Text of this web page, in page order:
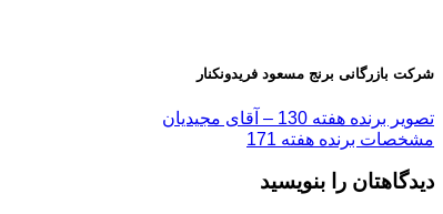
شرکت بازرگانی برنج مسعود فریدونکنار
تصویر برنده هفته 130 – آقای مجیدیان
مشخصات برنده هفته 171
دیدگاهتان را بنویسید